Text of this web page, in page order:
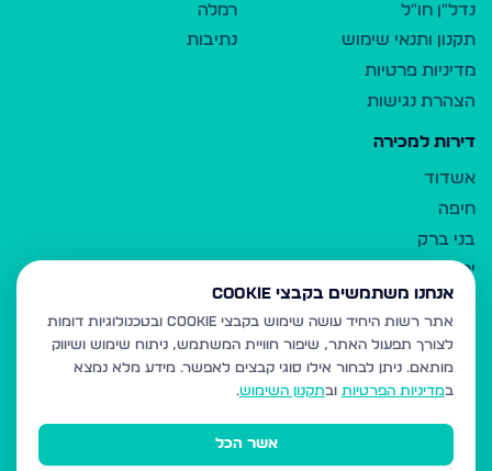
נדל"ן חו"ל
תקנון ותנאי שימוש
מדיניות פרטיות
הצהרת נגישות
רמלה
נתיבות
דירות למכירה
אשדוד
חיפה
בני ברק
ירושלים
אלעד
גבעת זאב
בית שמש
רכסים
מודיעין עילית
אנחנו משתמשים בקבצי Cookie
אתר רשות היחיד עושה שימוש בקבצי Cookie ובטכנולוגיות דומות
לצורך תפעול האתר, שיפור חוויית המשתמש, ניתוח שימוש ושיווק
מותאם. ניתן לבחור אילו סוגי קבצים לאפשר. מידע מלא נמצא
במדיניות הפרטיות ובתקנון השימוש.
אשר הכל